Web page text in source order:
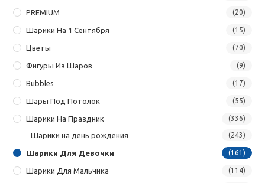
PREMIUM (20)
Шарики На 1 Сентября (15)
Цветы (70)
Фигуры Из Шаров (9)
Bubbles (17)
Шары Под Потолок (55)
Шарики На Праздник (336)
Шарики на день рождения (243)
Шарики Для Девочки (161)
Шарики Для Мальчика (114)